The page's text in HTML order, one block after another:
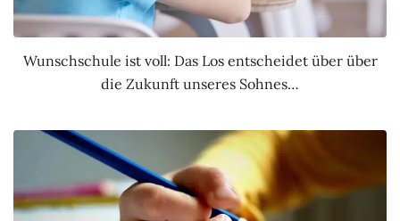
Wunschschule ist voll: Das Los entscheidet über über
die Zukunft unseres Sohnes…